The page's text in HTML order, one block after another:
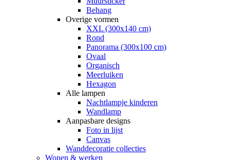
Behang
Overige vormen
XXL (300x140 cm)
Rond
Panorama (300x100 cm)
Ovaal
Organisch
Meerluiken
Hexagon
Alle lampen
Nachtlampje kinderen
Wandlamp
Aanpasbare designs
Foto in lijst
Canvas
Wanddecoratie collecties
Wonen & werken